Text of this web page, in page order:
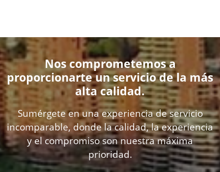
Nos comprometemos a
proporcionarte un servicio de la más
alta calidad.
Sumérgete en una experiencia de servicio
incomparable, donde la calidad, la experiencia
y el compromiso son nuestra máxima
prioridad.